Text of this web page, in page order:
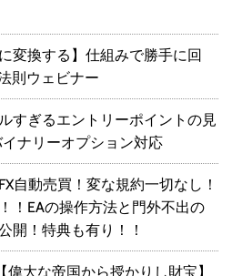
変換する】仕組みで勝手に回
則ウェビナー
すぎるエントリーポイントの見
ナリーオプション対応
自動売買！変な規約一切なし！
！EAの操作方法と門外不出の
開！特典も有り！！
大な帝国から授かりし財宝】